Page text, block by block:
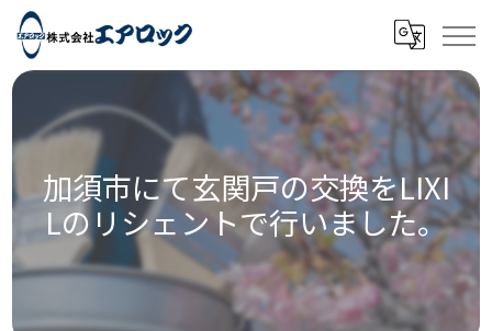
加須市にて玄関戸の交換をLIXI
Lのリシェントで行いました。